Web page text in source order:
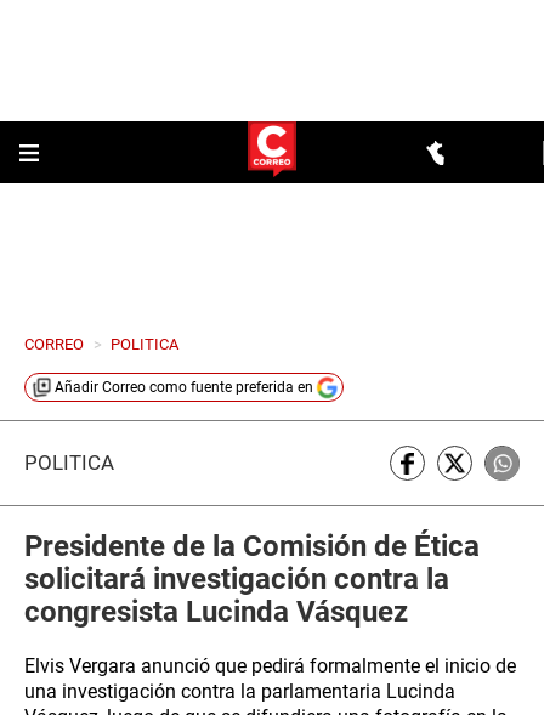
CORREO > POLITICA
Añadir Correo como fuente preferida en
POLÍTICA
Presidente de la Comisión de Ética
solicitará investigación contra la
congresista Lucinda Vásquez
Elvis Vergara anunció que pedirá formalmente el inicio de
una investigación contra la parlamentaria Lucinda